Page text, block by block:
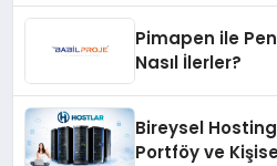
Pimapen ile
Nasıl İlerler?
Bireysel
Portföy ve